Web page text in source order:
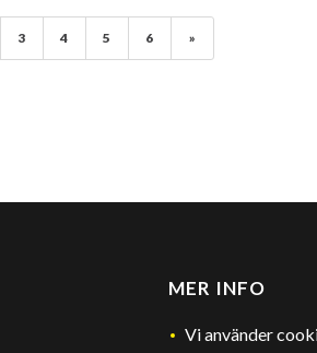
3 4 5 6 »
MER INFO
Vi använder